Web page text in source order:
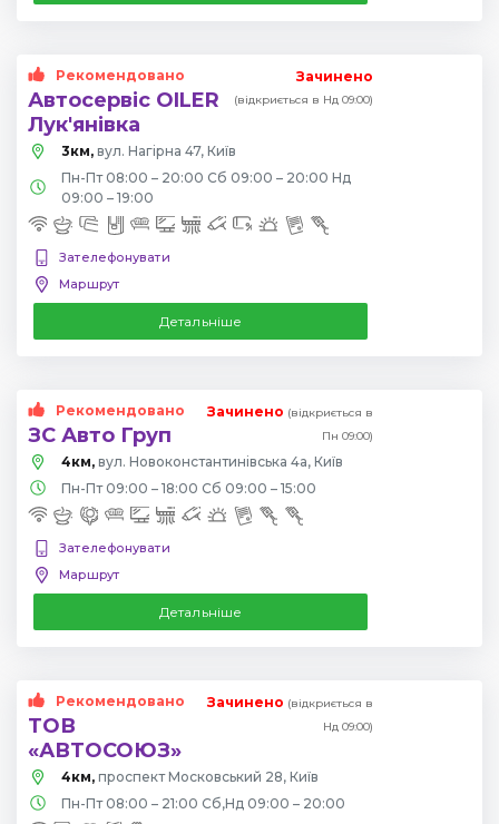
Рекомендовано
Автосервіс OILER
Лук'янівка
Зачинено
(відкриється в Нд 09:00)
3км, вул. Нагірна 47, Київ
Пн-Пт 08:00 – 20:00 Сб 09:00 – 20:00 Нд
09:00 – 19:00
Зателефонувати
Маршрут
Детальніше
Рекомендовано
ЗС Авто Груп
Зачинено (відкриється в
Пн 09:00)
4км, вул. Новоконстантинівська 4а, Київ
Пн-Пт 09:00 – 18:00 Сб 09:00 – 15:00
Зателефонувати
Маршрут
Детальніше
Рекомендовано
ТОВ
«АВТОСОЮЗ»
Зачинено (відкриється в
Нд 09:00)
4км, проспект Московський 28, Київ
Пн-Пт 08:00 – 21:00 Сб,Нд 09:00 – 20:00